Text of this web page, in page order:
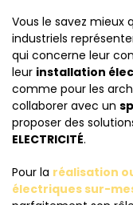
Vous le savez mieux
industriels
qui concerne leur
leur installation
comme pour les
collaborer avec un
proposer des
ELECTRICITÉ.
Pour la réalisation
électriques sur-